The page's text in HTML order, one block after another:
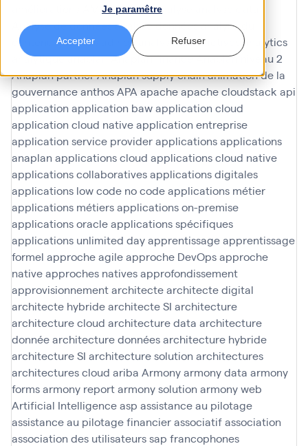
Je paramêtre
Accepter Refuser
AMOA Infinoéanalyse
Analyse de donnéesanalyse donnéesanalyse du
contenu
analyses ad hoc analyses predictives
analytics
analytiqueanaplanAnaplan financeAnaplan niveau 2
Anaplan partnerAnaplan supply chainanimation de la
gouvernanceanthosAPA apacheapache cloudstack api
application application bawapplication cloud
application cloud nativeapplication entreprise
application service providerapplicationsapplications
anaplan applications cloud applications cloud native
applications collaborativesapplications digitales
applications low code no codeapplications métier
applications métiersapplications on-premise
applications oracleapplications spécifiques
applications unlimited dayapprentissageapprentissage
formel approche agileapproche DevOpsapproche
nativeapproches nativesapprofondissement
approvisionnementarchitectearchitecte digital
architecte hybridearchitecte SI architecture
architecture cloud architecture data architecture
donnéearchitecture donnéesarchitecture hybride
architecture SI architecture solution architectures
architectures cloud ariba Armonyarmony data armony
formsarmony reportarmony solution armony web
Artificial Intelligenceasp assistance au pilotage
assistance au pilotage financierassociatifassociation
association des utilisateurs sap francophones